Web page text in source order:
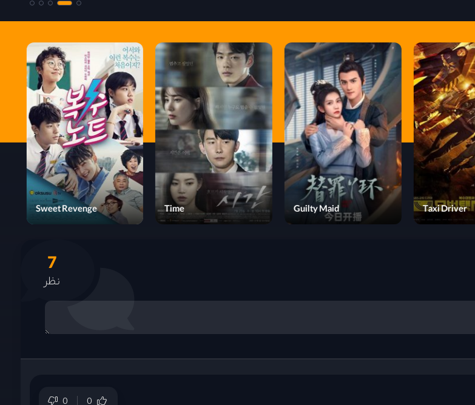
Guilty Maid
Time
Sweet Revenge
He is Psychometric
7
نظر